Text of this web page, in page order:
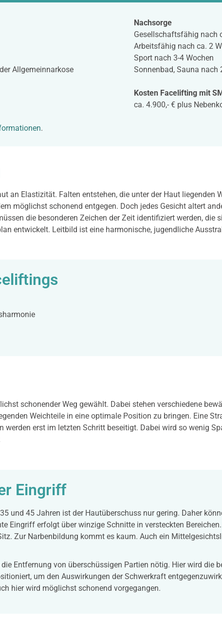
Allgemeinnarkose
Nachsorge
Gesellschaftsfähig nach
Arbeitsfähig nach ca. 2
Sport nach 3-4 Wochen
Sonnenbad, Sauna nach
Kosten Facelifting mit
ca. 4.900,- € plus
.
an Elastizität. Falten entstehen, die unter der Haut liegenden
möglichst schonend entgegen. Doch jedes Gesicht altert
die besonderen Zeichen der Zeit identifiziert werden, die
entwickelt. Leitbild ist eine harmonische, jugendliche
schonender Weg gewählt. Dabei stehen verschiedene
Weichteile in eine optimale Position zu bringen. Eine
werden erst im letzten Schritt beseitigt. Dabei wird so wenig
Eingriff
und 45 Jahren ist der Hautüberschuss nur gering. Daher
Eingriff erfolgt über winzige Schnitte in versteckten
Zur Narbenbildung kommt es kaum. Auch ein
Entfernung von überschüssigen Partien nötig. Hier wird die
um den Auswirkungen der Schwerkraft
hier wird möglichst schonend vorgegangen.